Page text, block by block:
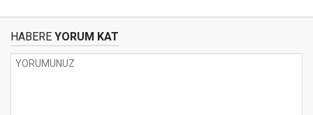
HABERE YORUM KAT